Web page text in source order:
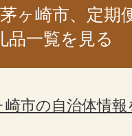
ヶ崎市、定期
品一覧を見る
崎市の自治体情報